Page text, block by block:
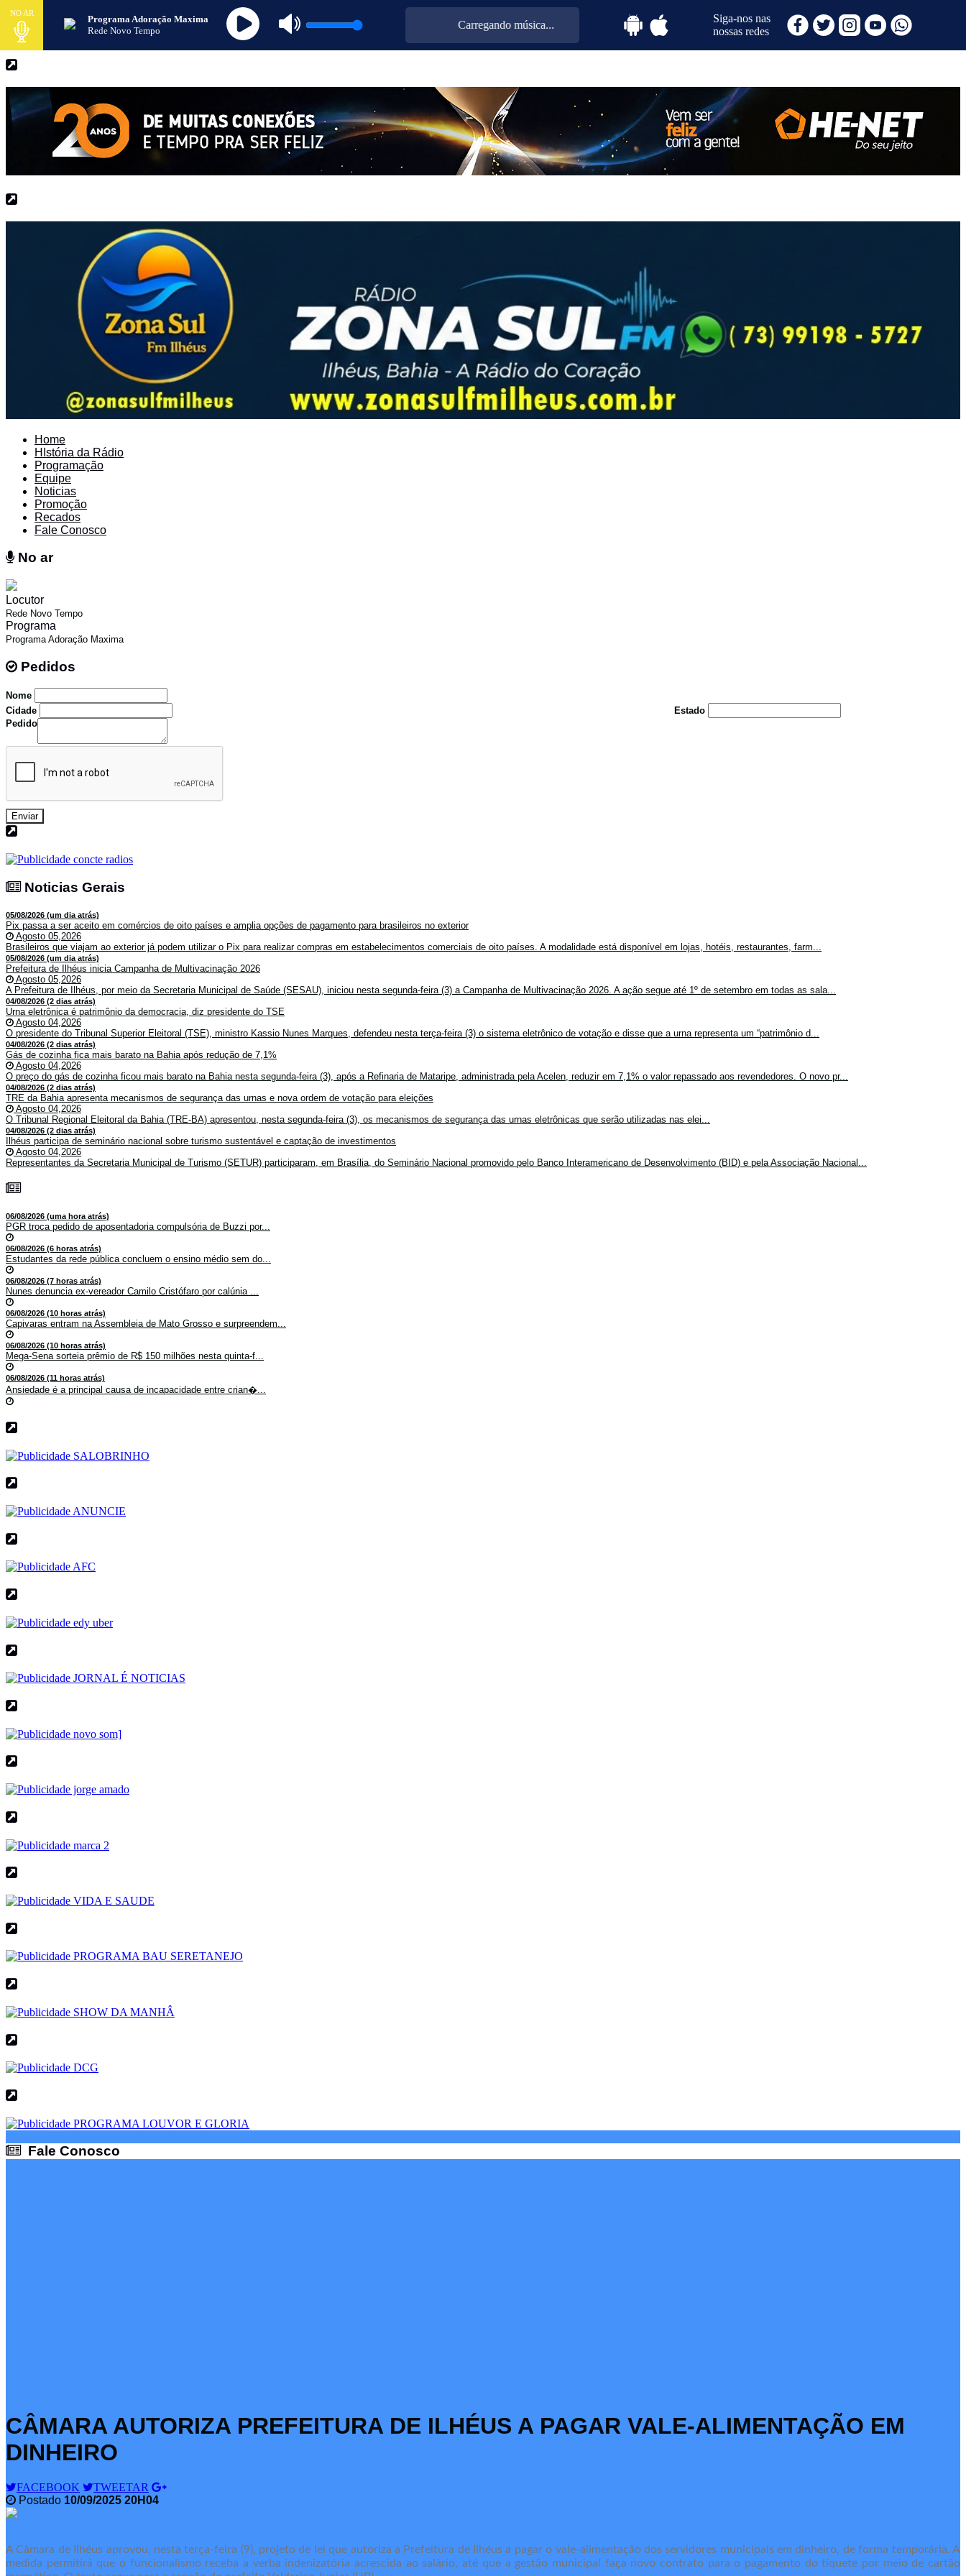
NO AR
Programa Adoração Maxima
Rede Novo Tempo
Carregando música...
Siga-nos nas
nossas redes
Home
HIstória da Rádio
Programação
Equipe
Noticias
Promoção
Recados
Fale Conosco
No ar
Locutor
Rede Novo Tempo
Programa
Programa Adoração Maxima
Pedidos
Nome
Cidade
Estado
Pedido
Enviar
Noticias Gerais
05/08/2026 (um dia atrás)
Pix passa a ser aceito em comércios de oito países e amplia opções de pagamento para brasileiros no exterior
Agosto 05,2026
Brasileiros que viajam ao exterior já podem utilizar o Pix para realizar compras em estabelecimentos comerciais de oito países. A modalidade está disponível em lojas, hotéis, restaurantes, farm...
05/08/2026 (um dia atrás)
Prefeitura de Ilhéus inicia Campanha de Multivacinação 2026
Agosto 05,2026
A Prefeitura de Ilhéus, por meio da Secretaria Municipal de Saúde (SESAU), iniciou nesta segunda-feira (3) a Campanha de Multivacinação 2026. A ação segue até 1º de setembro em todas as sala...
04/08/2026 (2 dias atrás)
Urna eletrônica é patrimônio da democracia, diz presidente do TSE
Agosto 04,2026
O presidente do Tribunal Superior Eleitoral (TSE), ministro Kassio Nunes Marques, defendeu nesta terça-feira (3) o sistema eletrônico de votação e disse que a urna representa um “patrimônio d...
04/08/2026 (2 dias atrás)
Gás de cozinha fica mais barato na Bahia após redução de 7,1%
Agosto 04,2026
O preço do gás de cozinha ficou mais barato na Bahia nesta segunda-feira (3), após a Refinaria de Mataripe, administrada pela Acelen, reduzir em 7,1% o valor repassado aos revendedores. O novo pr...
04/08/2026 (2 dias atrás)
TRE da Bahia apresenta mecanismos de segurança das urnas e nova ordem de votação para eleições
Agosto 04,2026
O Tribunal Regional Eleitoral da Bahia (TRE-BA) apresentou, nesta segunda-feira (3), os mecanismos de segurança das urnas eletrônicas que serão utilizadas nas elei...
04/08/2026 (2 dias atrás)
Ilhéus participa de seminário nacional sobre turismo sustentável e captação de investimentos
Agosto 04,2026
Representantes da Secretaria Municipal de Turismo (SETUR) participaram, em Brasília, do Seminário Nacional promovido pelo Banco Interamericano de Desenvolvimento (BID) e pela Associação Nacional...
06/08/2026 (uma hora atrás)
PGR troca pedido de aposentadoria compulsória de Buzzi por...
06/08/2026 (6 horas atrás)
Estudantes da rede pública concluem o ensino médio sem do...
06/08/2026 (7 horas atrás)
Nunes denuncia ex-vereador Camilo Cristófaro por calúnia ...
06/08/2026 (10 horas atrás)
Capivaras entram na Assembleia de Mato Grosso e surpreendem...
06/08/2026 (10 horas atrás)
Mega-Sena sorteia prêmio de R$ 150 milhões nesta quinta-f...
06/08/2026 (11 horas atrás)
Ansiedade é a principal causa de incapacidade entre crian�...
Fale Conosco
CÂMARA AUTORIZA PREFEITURA DE ILHÉUS A PAGAR VALE-ALIMENTAÇÃO EM
DINHEIRO
FACEBOOK
TWEETAR
Postado 10/09/2025 20H04
A Câmara de Ilhéus aprovou, nesta terça-feira (9), projeto de lei que autoriza a Prefeitura de Ilhéus a pagar o vale-alimentação dos servidores municipais em dinheiro, de forma temporária. A
medida permitirá que o funcionalismo receba a verba indenizatória acrescida ao salário, até que a gestão municipal faça novo contrato para o pagamento do tíquete por meio de cartão